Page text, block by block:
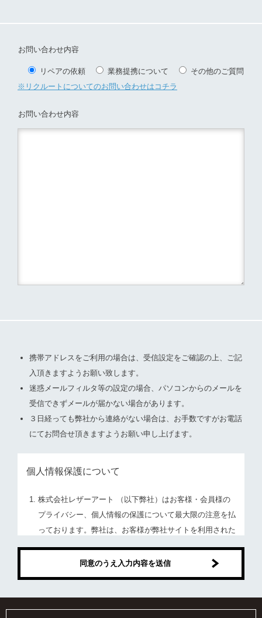
お問い合わせ内容
リペアの依頼 業務提携について
その他のご質問
※リクルートについてのお問い合わせはコチラ
お問い合わせ内容
携帯アドレスをご利用の場合は、受信設定をご確認の上、ご記
入頂きますようお願い致します。
迷惑メールフィルタ等の設定の場合、パソコンからのメールを
受信できずメールが届かない場合があります。
３日経っても弊社から連絡がない場合は、お手数ですがお電話
にてお問合せ頂きますようお願い申し上げます。
個人情報保護について
株式会社レザーアート （以下弊社）はお客様・会員様の
プライバシー、個人情報の保護について最大限の注意を払
っております。弊社は、お客様が弊社サイトを利用された
ことに伴い取得した個人情報をお客様の事前の同意なく第
三者に対して開示することはありません。ただし、次の各
号の場合には、お客様の事前の同意なく、弊社はお客様の